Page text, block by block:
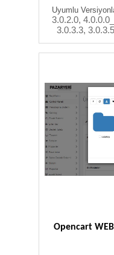
Uyumlu
3.0.2.0,
3.0.3.3,
Opencart